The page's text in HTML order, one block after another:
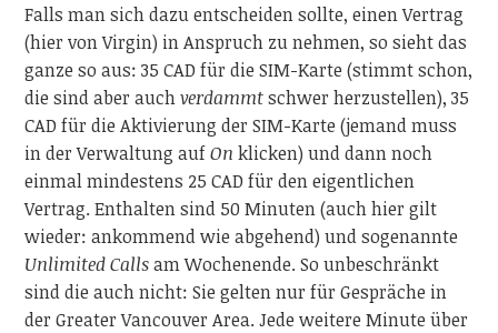
Falls man sich dazu entscheiden sollte, einen Vertrag
(hier von Virgin) in Anspruch zu nehmen, so sieht das
ganze so aus: 35 CAD für die SIM-Karte (stimmt schon,
die sind aber auchverdammtschwer herzustellen), 35
CAD für die Aktivierung der SIM-Karte (jemand muss
in der Verwaltung aufOn klicken) und dann noch
einmal mindestens 25 CAD für den eigentlichen
Vertrag. Enthalten sind 50 Minuten (auch hier gilt
wieder: ankommend wie abgehend) und sogenannte
Unlimited Callsam Wochenende. So unbeschränkt
sind die auch nicht: Sie gelten nur für Gespräche in
der Greater Vancouver Area. Jede weitere Minute über